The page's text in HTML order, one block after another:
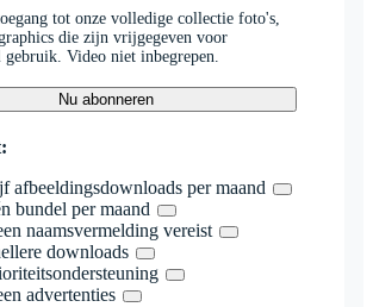
tot onze volledige collectie foto's,
die zijn vrijgegeven voor
gebruik. Video niet inbegrepen.
Nu abonneren
afbeeldingsdownloads per maand
bundel per maand
naamsvermelding vereist
downloads
advertenties